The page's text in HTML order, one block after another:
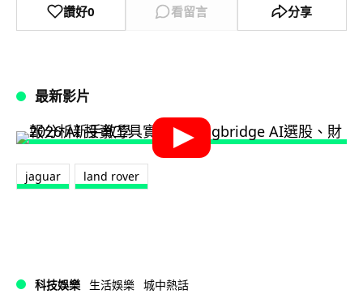
讚好0 看留言 分享
最新影片
jaguar land rover
科技娛樂 生活娛樂 城中熱話